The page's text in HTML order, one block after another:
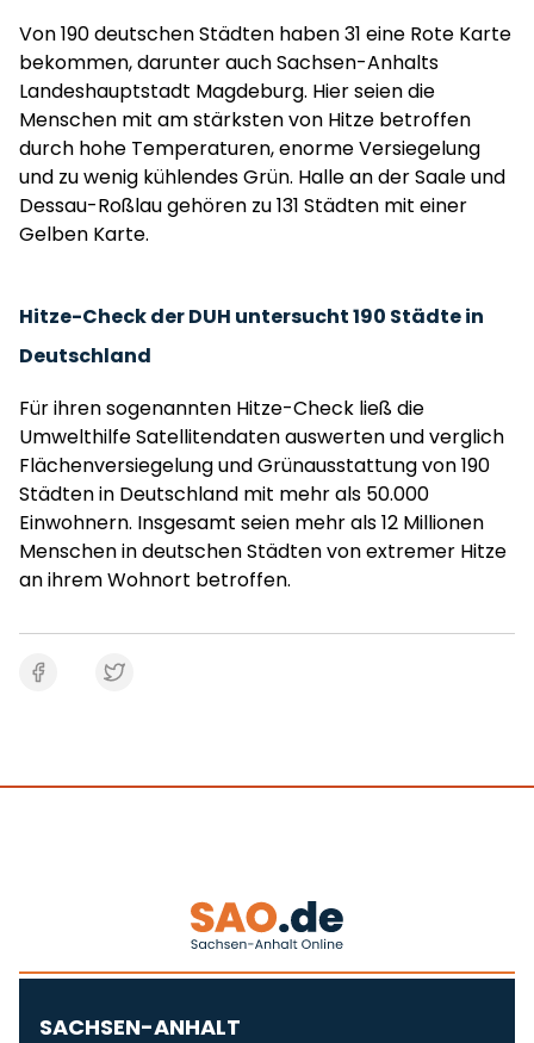
Von 190 deutschen Städten haben 31 eine Rote Karte
bekommen, darunter auch Sachsen-Anhalts
Landeshauptstadt Magdeburg. Hier seien die
Menschen mit am stärksten von Hitze betroffen
durch hohe Temperaturen, enorme Versiegelung
und zu wenig kühlendes Grün. Halle an der Saale und
Dessau-Roßlau gehören zu 131 Städten mit einer
Gelben Karte.
Hitze-Check der DUH untersucht 190 Städte in
Deutschland
Für ihren sogenannten Hitze-Check ließ die
Umwelthilfe Satellitendaten auswerten und verglich
Flächenversiegelung und Grünausstattung von 190
Städten in Deutschland mit mehr als 50.000
Einwohnern. Insgesamt seien mehr als 12 Millionen
Menschen in deutschen Städten von extremer Hitze
an ihrem Wohnort betroffen.
SACHSEN-ANHALT